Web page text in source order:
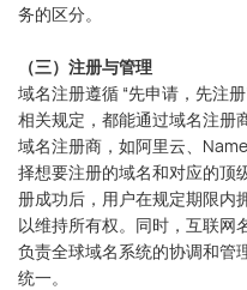
务的区分。
（三）注册与管理
域名注册遵循 “先申请，先注
相关规定，都能通过域名注册
域名注册商，如阿里云、
择想要注册的域名和对应的顶
册成功后，用户在规定期限内
以维持所有权。同时，互联网
负责全球域名系统的协调和管
统一。